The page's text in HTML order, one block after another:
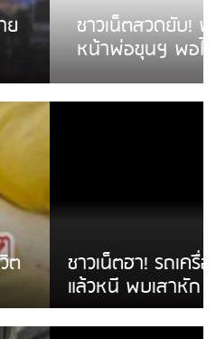
าเร่ขายพวงมาลัย
ดินตาม
ม่สายชนป้ายร้านโลงศพ
หัก หวิดได้ใช้บริการ